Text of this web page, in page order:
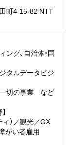
町4-15-82 NTT
グ、自治体・国
タルデータビジ
一切の事業 など
ィ）／観光／GX
がい者雇用